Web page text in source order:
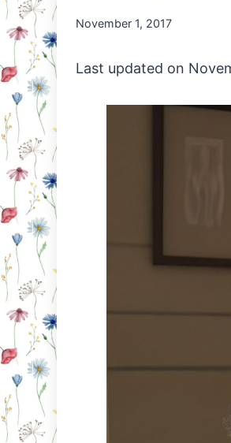
By
November 1, 2017
Last updated on